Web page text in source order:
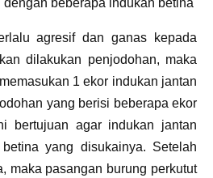
agresif dan ganas kepada
dilakukan penjodohan, maka
1 ekor indukan jantan
yang berisi beberapa ekor
bertujuan agar indukan jantan
yang disukainya. Setelah
maka pasangan burung perkutut